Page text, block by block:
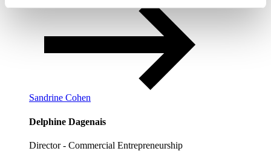
Sandrine Cohen
Delphine Dagenais
Director - Commercial Entrepreneurship